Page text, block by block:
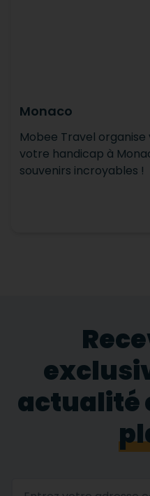
Monaco
Mobee Travel
votre handicap à
souvenirs incroyables !
actualité